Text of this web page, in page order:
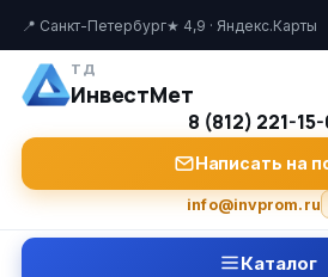
📍 Санкт-Петербург★ 4,9 · Яндекс.Карты
ТД
ИнвестМет
8 (812) 221-
Написать на
info@invprom.ru
Каталог